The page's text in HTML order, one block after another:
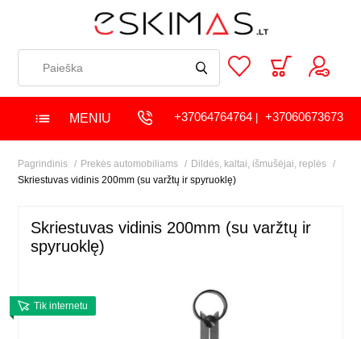
MENIU +37064764764| +37060673673
Pagrindinis Prekės automobiliams
Dildės, kaltai, išmušėjai, replės
Skriestuvas vidinis 200mm (su varžtų ir spyruoklę)
Skriestuvas vidinis 200mm (su varžtų ir
spyruoklę)
Tik internetu